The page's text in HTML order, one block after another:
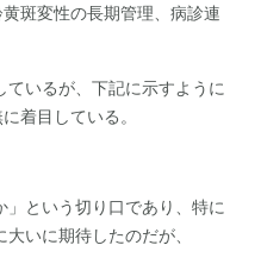
斑変性の長期管理、病診連
いるが、下記に示すように
着目している。
」という切り口であり、特に
いに期待したのだが、